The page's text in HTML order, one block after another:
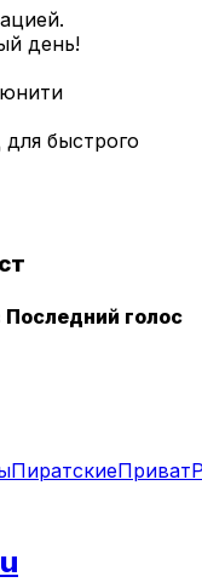
день!
быстрого
Последний голос
ПиратскиеПриват